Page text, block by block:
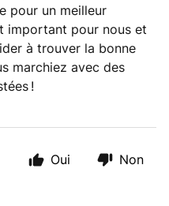
pour un meilleur
important pour nous et
à trouver la bonne
marchiez avec des
!
Oui Non